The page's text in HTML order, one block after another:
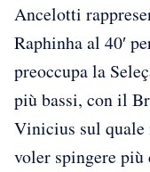
Ancelotti
Raphinha al 40′
preoccupa la
più bassi, con il
Vinicius sul quale
voler spingere